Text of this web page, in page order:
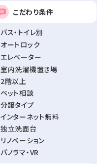
こだわり条件
バス・トイレ別
オートロック
エレベーター
室内洗濯機置き場
2階以上
ペット相談
分譲タイプ
インターネット無料
独立洗面台
リノベーション
パノラマ・VR